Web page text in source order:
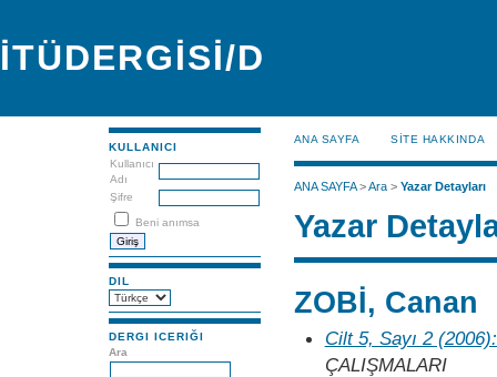
İTÜDERGİSİ/D
KULLANICI
Kullanıcı
Adı
Şifre
Beni anımsa
DIL
DERGI ICERIĞI
Ara
ANA SAYFA SİTE HAKKINDA
ANA SAYFA>Ara> Yazar Detayları
Yazar
ZOBİ, Canan
Cilt 5, Sayı 2
ÇALIŞMALARI